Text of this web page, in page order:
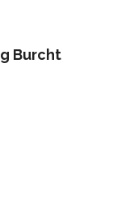
Burcht